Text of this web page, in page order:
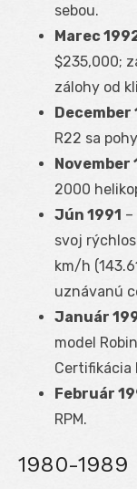
sebou.
Marec
$235,000;
zálohy od
December
R22 sa
November
2000
Jún 1991
svoj
km/h
uznávanú
Január
model
Certifikácia
Február
RPM.
1980-1989